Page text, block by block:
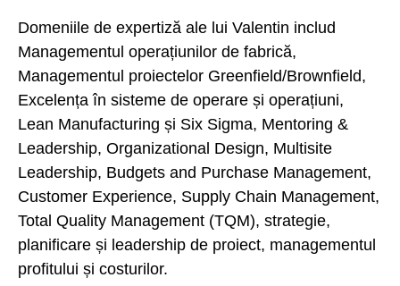
Domeniile de expertiză ale lui Valentin includ
Managementul operațiunilor de fabrică,
Managementul proiectelor Greenfield/Brownfield,
Excelența în sisteme de operare și operațiuni,
Lean Manufacturing și Six Sigma, Mentoring &
Leadership, Organizational Design, Multisite
Leadership, Budgets and Purchase Management,
Customer Experience, Supply Chain Management,
Total Quality Management (TQM), strategie,
planificare și leadership de proiect, managementul
profitului și costurilor.